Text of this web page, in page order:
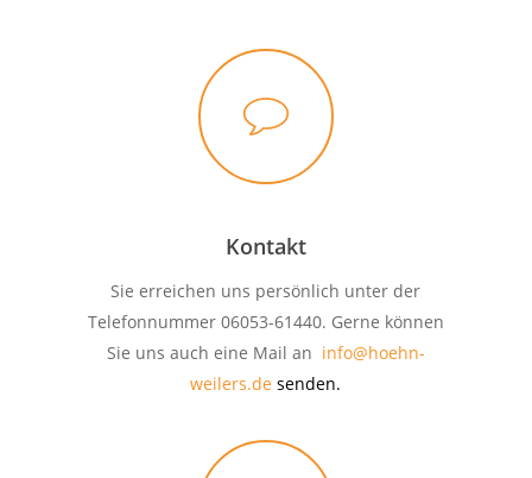
Kontakt
Sie erreichen uns persönlich unter der
Telefonnummer 06053-61440. Gerne können
Sie uns auch eine Mail an info@hoehn-
weilers.de senden.